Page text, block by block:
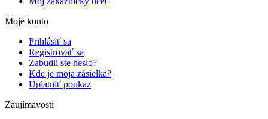
Moje konto
Prihlásiť sa
Registrovať sa
Zabudli ste heslo?
Kde je moja zásielka?
Uplatniť poukaz
Zaujímavosti